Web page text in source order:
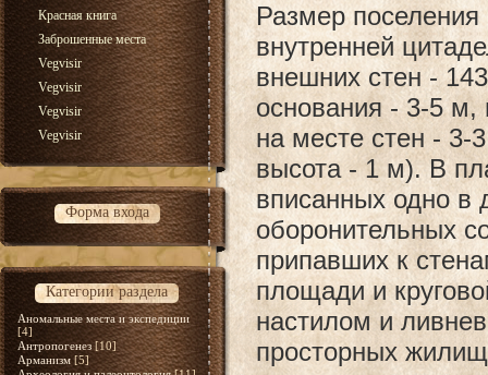
Красная книга
Заброшенные места
Vegvisir
Vegvisir
Vegvisir
Vegvisir
Форма входа
Категории раздела
Аномальные места и экспедиции
[4]
Антропогенез [10]
Арманизм [5]
Размер
внутренней
внешних стен -
основания - 3-5 м,
на месте стен - 3-
высота - 1 м). В
вписанных одно в
оборонительных
припавших к
площади и
настилом и
просторных